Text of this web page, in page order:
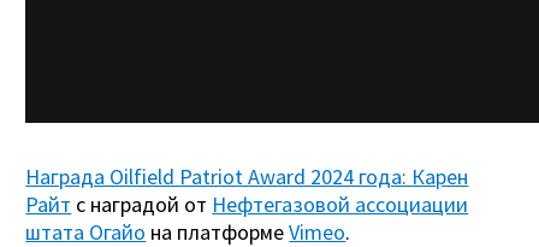
Награда Oilfield Patriot Award 2024 года: Карен
Райт с наградой от Нефтегазовой ассоциации
штата Огайо на платформеVimeo.